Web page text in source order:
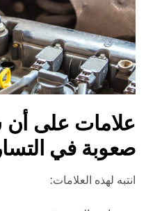
علامات على أن
صعوبة في
انتبه لهذه العلامات: